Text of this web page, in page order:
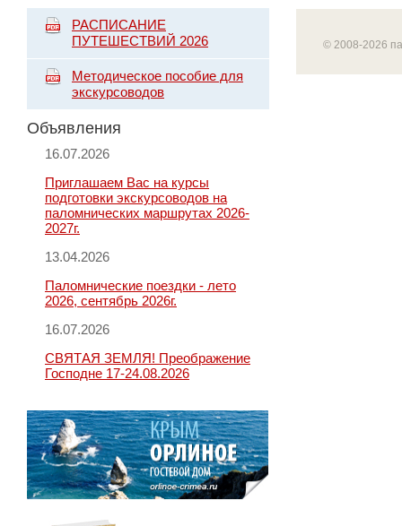
РАСПИСАНИЕ
ПУТЕШЕСТВИЙ 2026
Методическое пособие для
экскурсоводов
Объявления
16.07.2026
Приглашаем Вас на курсы
подготовки экскурсоводов на
паломнических маршрутах 2026-
2027г.
13.04.2026
Паломнические поездки - лето
2026, сентябрь 2026г.
16.07.2026
СВЯТАЯ ЗЕМЛЯ! Преображение
Господне 17-24.08.2026
© 2008-2026